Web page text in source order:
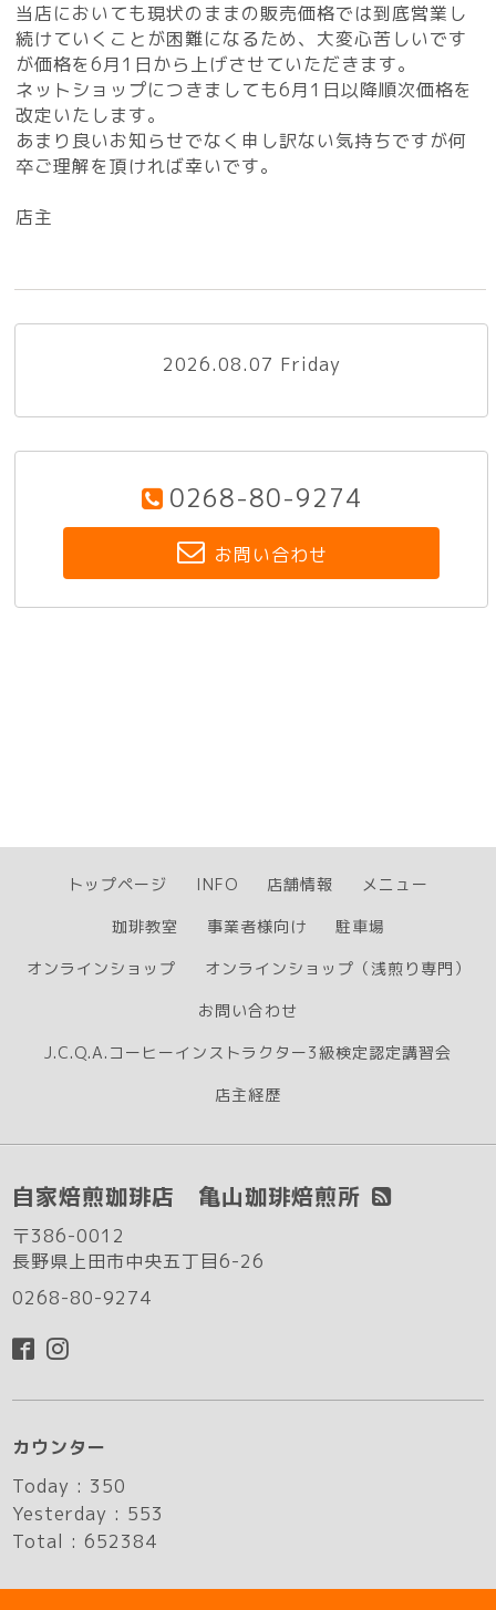
当店においても現状のままの販売価格では到底営業し
続けていくことが困難になるため、大変心苦しいです
が価格を6月1日から上げさせていただきます。
ネットショップにつきましても6月1日以降順次価格を
改定いたします。
あまり良いお知らせでなく申し訳ない気持ちですが何
卒ご理解を頂ければ幸いです。
店主
2026.08.07 Friday
0268-80-9274
お問い合わせ
トップページ INFO 店舗情報
メニュー
珈琲教室
事業者様向け
駐車場
オンラインショップ
オンラインショップ（浅煎り専門）
お問い合わせ
J.C.Q.A.コーヒーインストラクター3級検定認定講習会
店主経歴
自家焙煎珈琲店 亀山珈琲焙煎所
〒386-0012
長野県上田市中央五丁目6-26
0268-80-9274
カウンター
Today : 350
Yesterday : 553
Total :652384